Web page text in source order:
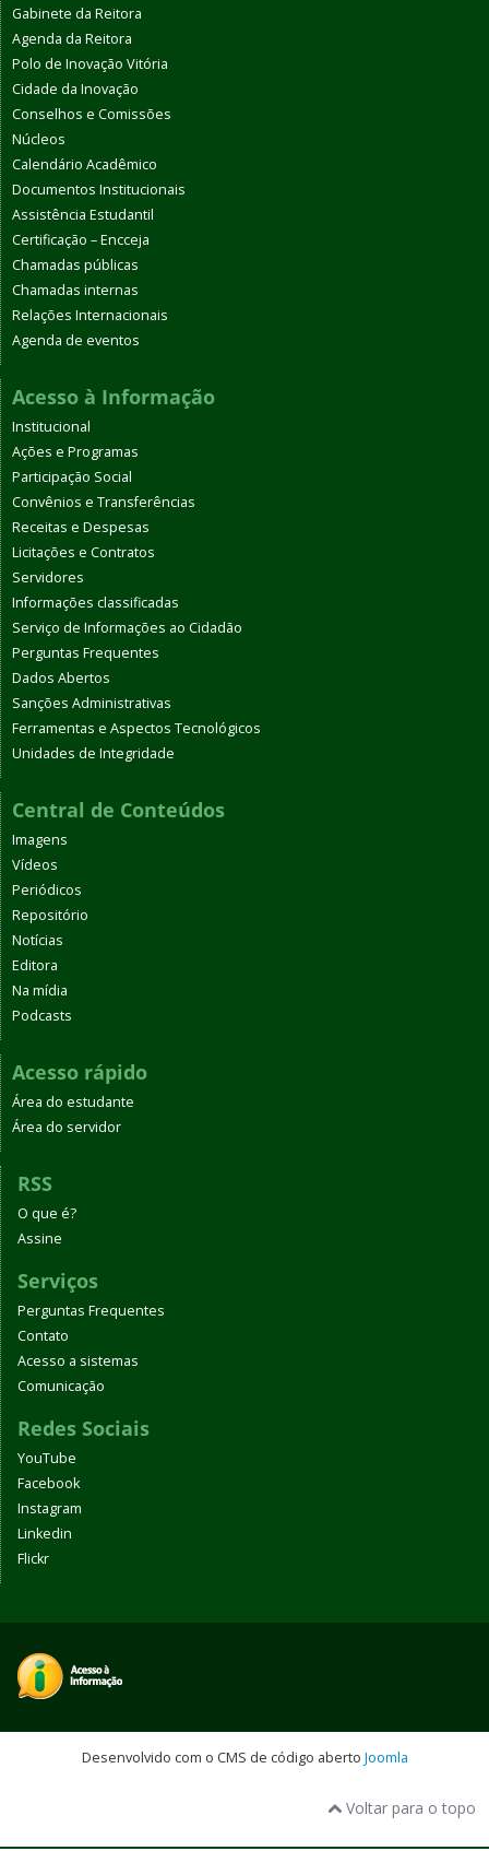
Gabinete da Reitora
Agenda da Reitora
Polo de Inovação Vitória
Cidade da Inovação
Conselhos e Comissões
Núcleos
Calendário Acadêmico
Documentos Institucionais
Assistência Estudantil
Certificação – Encceja
Chamadas públicas
Chamadas internas
Relações Internacionais
Agenda de eventos
Acesso à Informação
Institucional
Ações e Programas
Participação Social
Convênios e Transferências
Receitas e Despesas
Licitações e Contratos
Servidores
Informações classificadas
Serviço de Informações ao Cidadão
Perguntas Frequentes
Dados Abertos
Sanções Administrativas
Ferramentas e Aspectos Tecnológicos
Unidades de Integridade
Central de Conteúdos
Imagens
Vídeos
Periódicos
Repositório
Notícias
Editora
Na mídia
Podcasts
Acesso rápido
Área do estudante
Área do servidor
RSS
O que é?
Assine
Serviços
Perguntas Frequentes
Contato
Acesso a sistemas
Comunicação
Redes Sociais
YouTube
Facebook
Instagram
Linkedin
Flickr
Desenvolvido com o CMS de código aberto Joomla
Voltar para o topo